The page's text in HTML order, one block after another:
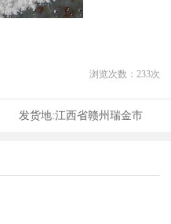
浏览次数： 233次
发货地:江西省赣州瑞金市